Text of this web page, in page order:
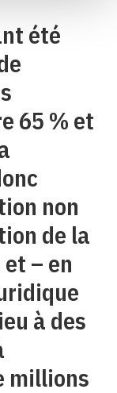
été
65 % et
non
de la
– en
à des
millions